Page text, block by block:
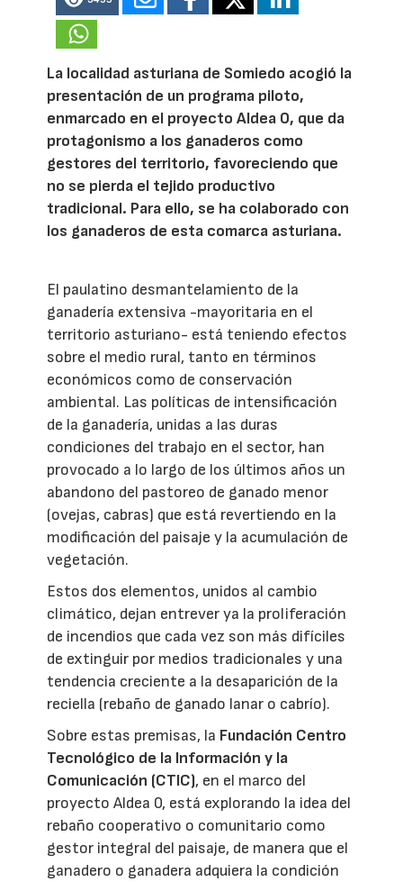
La localidad asturiana de Somiedo acogió la
presentación de un programa piloto,
enmarcado en el proyecto Aldea 0, que da
protagonismo a los ganaderos como
gestores del territorio, favoreciendo que
no se pierda el tejido productivo
tradicional. Para ello, se ha colaborado con
los ganaderos de esta comarca asturiana.
El paulatino desmantelamiento de la
ganadería extensiva -mayoritaria en el
territorio asturiano- está teniendo efectos
sobre el medio rural, tanto en términos
económicos como de conservación
ambiental. Las políticas de intensificación
de la ganadería, unidas a las duras
condiciones del trabajo en el sector, han
provocado a lo largo de los últimos años un
abandono del pastoreo de ganado menor
(ovejas, cabras) que está revertiendo en la
modificación del paisaje y la acumulación de
vegetación.
Estos dos elementos, unidos al cambio
climático, dejan entrever ya la proliferación
de incendios que cada vez son más difíciles
de extinguir por medios tradicionales y una
tendencia creciente a la desaparición de la
reciella (rebaño de ganado lanar o cabrío).
Sobre estas premisas, la Fundación Centro
Tecnológico de la Información y la
Comunicación (CTIC), en el marco del
proyecto Aldea 0, está explorando la idea del
rebaño cooperativo o comunitario como
gestor integral del paisaje, de manera que el
ganadero o ganadera adquiera la condición